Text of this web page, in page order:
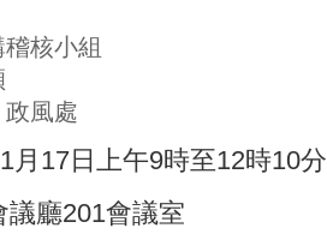
核小組
風處
1月17日上午9時至12時10分
議廳201會議室